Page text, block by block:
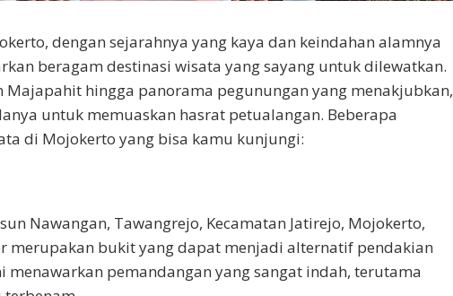
dengan sejarahnya yang kaya dan keindahan alamnya
beragam destinasi wisata yang sayang untuk dilewatkan.
hingga panorama pegunungan yang menakjubkan,
untuk memuaskan hasrat petualangan. Beberapa
di Mojokerto yang bisa kamu kunjungi:
Nawangan, Tawangrejo, Kecamatan Jatirejo, Mojokerto,
merupakan bukit yang dapat menjadi alternatif pendakian
menawarkan pemandangan yang sangat indah, terutama